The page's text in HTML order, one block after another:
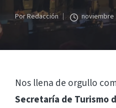
Publicado
PorRedacción noviembre
Nos llena de orgullo
Secretaría de Turismo